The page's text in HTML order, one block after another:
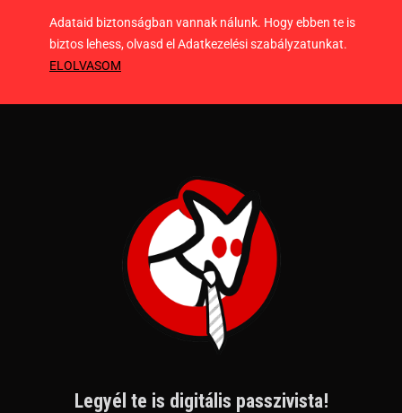
Adataid biztonságban vannak nálunk. Hogy ebben te is
biztos lehess, olvasd el Adatkezelési szabályzatunkat.
ELOLVASOM
Legyél te is digitális passzivista!